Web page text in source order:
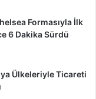
Formasıyla İlk
6 Dakika Sürdü
Ülkeleriyle Ticareti